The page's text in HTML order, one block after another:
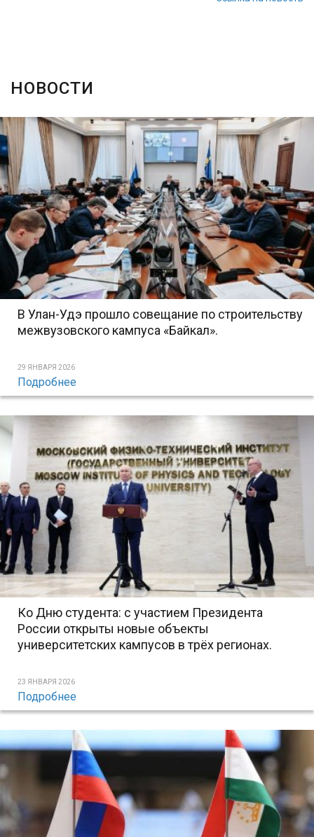
НОВОСТИ
В Улан-Удэ прошло совещание по строительству
межвузовского кампуса «Байкал».
29 ЯНВАРЯ 2026
Подробнее
Ко Дню студента: с участием Президента
России открыты новые объекты
университетских кампусов в трёх регионах.
23 ЯНВАРЯ 2026
Подробнее